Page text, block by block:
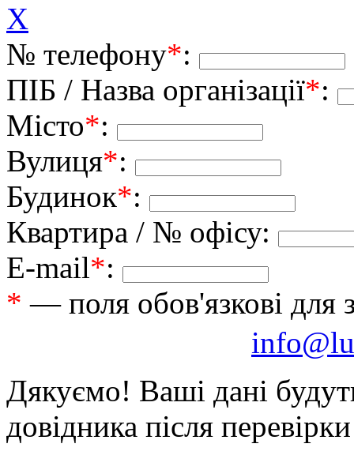
X
№ телефону*:
ПІБ / Назва організації*:
Місто*:
Вулиця*:
Будинок*:
Квартира / № офісу:
E-mail*:
* — поля обов'язкові для
Дякуємо! Ваші дані
довідника після